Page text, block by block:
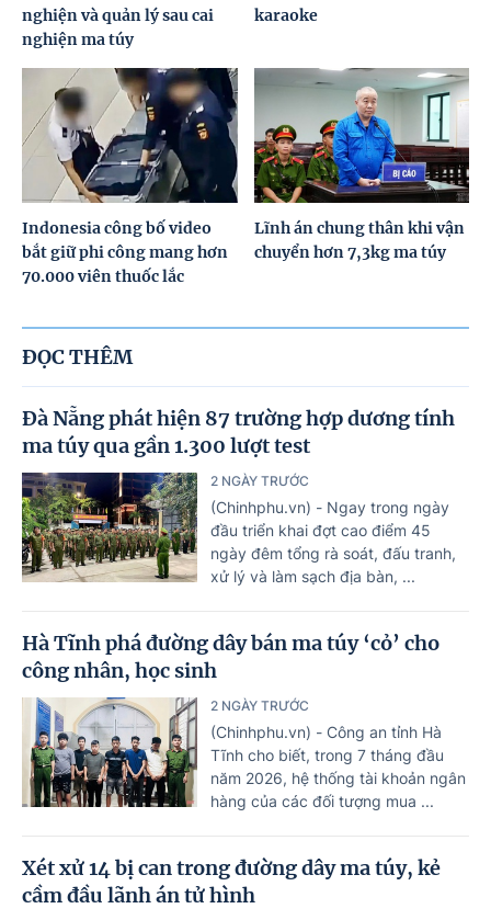
nghiện và quản lý sau cai
nghiện ma túy
karaoke
Indonesia công bố video
bắt giữ phi công mang hơn
70.000 viên thuốc lắc
Lĩnh án chung thân khi vận
chuyển hơn 7,3kg ma túy
ĐỌC THÊM
Đà Nẵng phát hiện 87 trường hợp dương tính
ma túy qua gần 1.300 lượt test
2 NGÀY TRƯỚC
(Chinhphu.vn) - Ngay trong ngày
đầu triển khai đợt cao điểm 45
ngày đêm tổng rà soát, đấu tranh,
xử lý và làm sạch địa bàn, ...
Hà Tĩnh phá đường dây bán ma túy ‘cỏ’ cho
công nhân, học sinh
2 NGÀY TRƯỚC
(Chinhphu.vn) - Công an tỉnh Hà
Tĩnh cho biết, trong 7 tháng đầu
năm 2026, hệ thống tài khoản ngân
hàng của các đối tượng mua ...
Xét xử 14 bị can trong đường dây ma túy, kẻ
cầm đầu lãnh án tử hình